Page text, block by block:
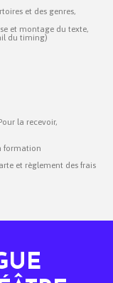
et des genres,
et montage du texte,
du timing)
la recevoir,
formation
et règlement des frais